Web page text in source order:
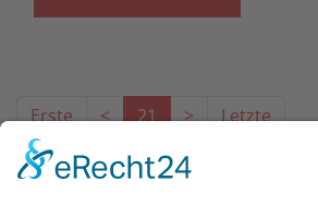
Erste < 21 > Letzte